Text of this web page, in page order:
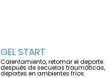
GEL START
Calentamiento, retomar el deporte
después de secuelas traumáticas,
deportes en ambientes fríos